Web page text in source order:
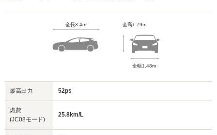
全長3.4m 全高1.79m
全幅1.48m
最高出力 52ps
燃費
(JC08モード)
25.8km/L